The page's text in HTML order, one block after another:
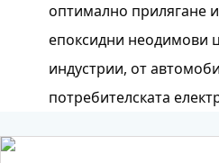
оптимално прилягане
епоксидни неодимови
индустрии, от
потребителската